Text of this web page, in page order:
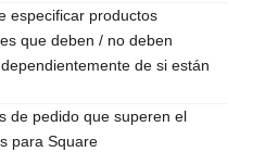
especificar productos
que deben / no deben
de si están
de pedido que superen el
para Square